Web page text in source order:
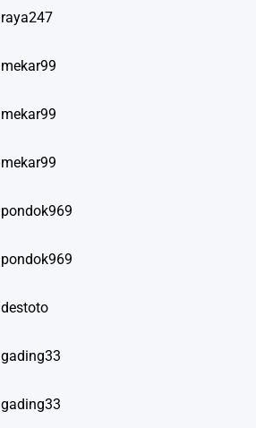
raya247
mekar99
mekar99
mekar99
pondok969
pondok969
destoto
gading33
gading33